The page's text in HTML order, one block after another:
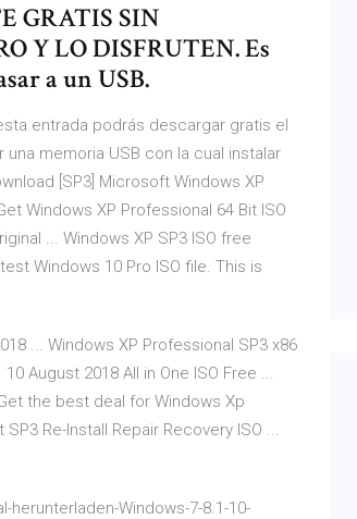
GRATIS SIN
Y LO DISFRUTEN. Es
a un USB.
entrada podrás descargar gratis el
memoria USB con la cual instalar
[SP3] Microsoft Windows XP
Windows XP Professional 64 Bit ISO
... Windows XP SP3 ISO free
Windows 10 Pro ISO file. This is
... Windows XP Professional SP3 x86
August 2018 All in One ISO Free ...
the best deal for Windows Xp
Re-Install Repair Recovery ISO ...
Windows-7-8.1-10-